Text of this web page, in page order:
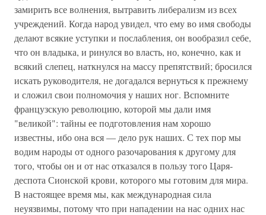
замирить все волнения, вытравить либерализм из всех
учреждений. Когда народ увидел, что ему во имя свободы
делают всякие уступки и послабления, он вообразил себе,
что он владыка, и ринулся во власть, но, конечно, как и
всякий слепец, наткнулся на массу препятствий; бросился
искать руководителя, не догадался вернуться к прежнему
и сложил свои полномочия у наших ног. Вспомните
французскую революцию, которой мы дали имя
"великой": тайны ее подготовления нам хорошо
известны, ибо она вся — дело рук наших. С тех пор мы
водим народы от одного разочарования к другому для
того, чтобы он и от нас отказался в пользу того Царя-
деспота Сионской крови, которого мы готовим для мира.
В настоящее время мы, как международная сила
неуязвимы, потому что при нападении на нас одних нас